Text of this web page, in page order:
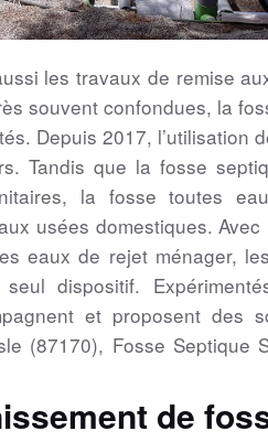
les travaux de remise
souvent confondues, la
Depuis 2017, l’utilisation
Tandis que la fosse
la fosse toutes
usées domestiques.
eaux de rejet ménager,
dispositif.
et proposent des
(87170), Fosse Septique
de